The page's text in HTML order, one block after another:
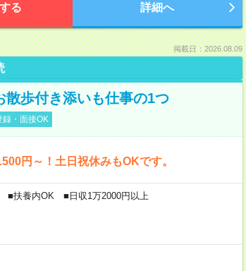
る 詳細へ
掲載日：2026.08.09
散歩付き添いも仕事の1つ
録・面接OK
円～！土日祝休みもOKです。
■扶養内OK ■日収1万2000円以上